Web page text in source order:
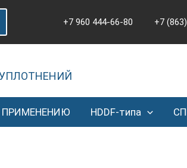
+7 960 444-66-80 +7
ПРИМЕНЕНИЮ HDDF-типа